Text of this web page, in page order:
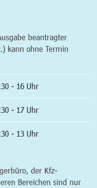
beantragter
kann ohne Termin
- 16 Uhr
- 17 Uhr
- 13 Uhr
der Kfz-
Bereichen sind nur